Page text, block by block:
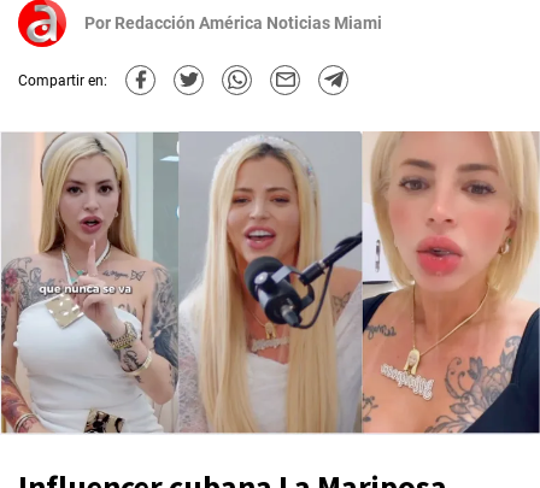
Por Redacción América Noticias Miami
Compartir en: